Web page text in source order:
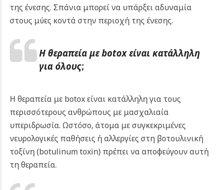
της ένεσης. Σπάνια μπορεί να υπάρξει αδυναμία
στους μύες κοντά στην περιοχή της ένεσης.
Η θεραπεία με botox είναι κατάλληλη
για όλους;
Η θεραπεία με botox είναι κατάλληλη για τους
περισσότερους ανθρώπους με μασχαλιαία
υπεριδρωσία. Ωστόσο, άτομα με συγκεκριμένες
νευρολογικές παθήσεις ή αλλεργίες στη βοτουλινική
τοξίνη (botulinum toxin) πρέπει να αποφεύγουν αυτή
τη θεραπεία.